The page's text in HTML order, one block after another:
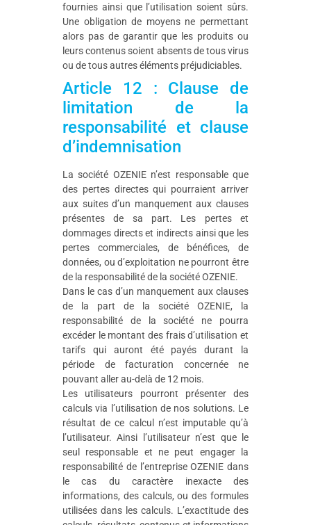
fournies ainsi que l’utilisation soient sûrs.
Une obligation de moyens ne permettant
alors pas de garantir que les produits ou
leurs contenus soient absents de tous virus
ou de tous autres éléments préjudiciables.
Article 12 : Clause de
limitation de la
responsabilité et clause
d’indemnisation
La société OZENIE n’est responsable que
des pertes directes qui pourraient arriver
aux suites d’un manquement aux clauses
présentes de sa part. Les pertes et
dommages directs et indirects ainsi que les
pertes commerciales, de bénéfices, de
données, ou d’exploitation ne pourront être
de la responsabilité de la société OZENIE.
Dans le cas d’un manquement aux clauses
de la part de la société OZENIE, la
responsabilité de la société ne pourra
excéder le montant des frais d’utilisation et
tarifs qui auront été payés durant la
période de facturation concernée ne
pouvant aller au-delà de 12 mois.
Les utilisateurs pourront présenter des
calculs via l’utilisation de nos solutions. Le
résultat de ce calcul n’est imputable qu’à
l’utilisateur. Ainsi l’utilisateur n’est que le
seul responsable et ne peut engager la
responsabilité de l’entreprise OZENIE dans
le cas du caractère inexacte des
informations, des calculs, ou des formules
utilisées dans les calculs. L’exactitude des